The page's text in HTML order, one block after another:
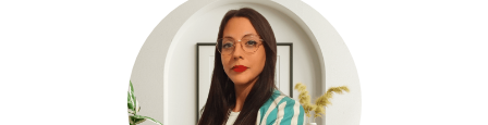
Comparación con el Mercado
Una de las formas más efectivas de evaluar el precio de